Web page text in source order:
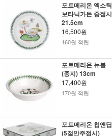
포트메리온 엑소틱
보타닉가든 중접시
21.5cm
16,500원
160원 적립
포트메리온 뉴볼
(종지) 13cm
17,400원
170원 적립
포트메리온 칩앤딥
(5절안주접시)